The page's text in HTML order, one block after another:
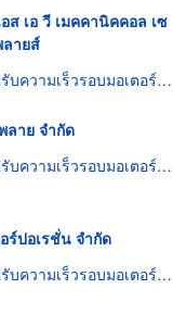
ส เอ วี เมคคานิคคอล เซ
ายส์
ความเร็วรอบมอเตอร์ไฟฟ้า
าย จำกัด
ความเร็วรอบมอเตอร์ไฟฟ้า
ร์ปอเรชั่น จำกัด
ความเร็วรอบมอเตอร์ไฟฟ้า